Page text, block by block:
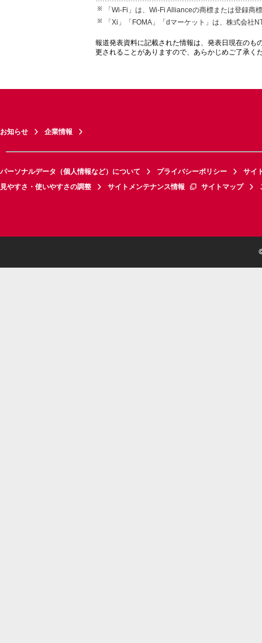
「Wi-Fi」は、Wi-Fi Allianceの商標または登録商
「Xi」「FOMA」「dマーケット」は、株式会社
報道発表資料に記載された情報は、発表日現在のも
更されることがありますので、あらかじめご了承く
お知らせ 企業情報
パーソナルデータ（個人情報など）について プライバシーポリシー
サイ
見やすさ・使いやすさの調整
サイトメンテナンス情報 サイトマップ